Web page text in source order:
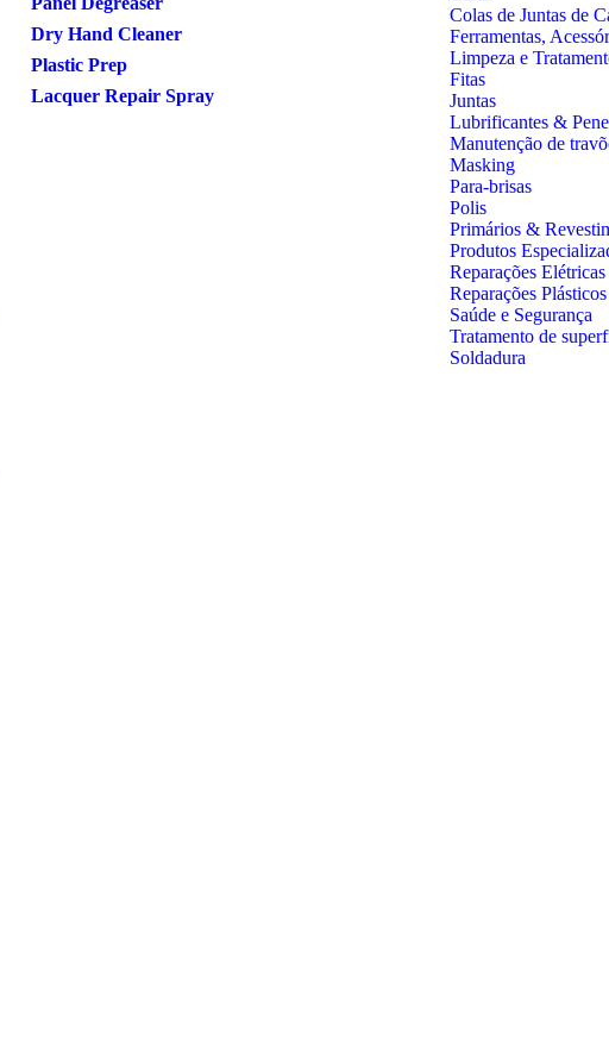
Dry Hand Cleaner
Plastic Prep
Lacquer Repair Spray
Colas de Juntas de
Ferramentas,
Limpeza e
Fitas
Juntas
Lubrificantes &
Manutenção de
Masking
Para-brisas
Polis
Primários &
Produtos
Reparações Elétricas
Reparações
Saúde e Segurança
Tratamento de
Soldadura